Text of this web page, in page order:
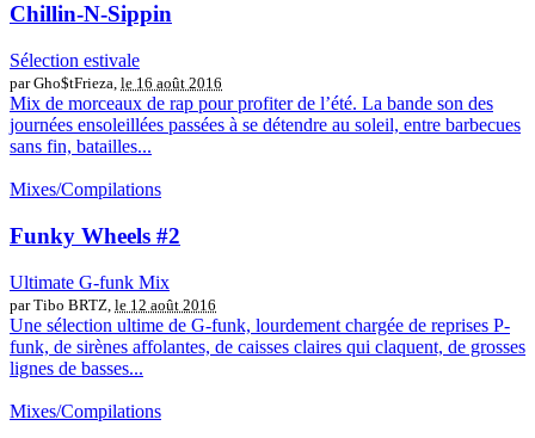
Chillin-N-Sippin
Sélection estivale
par Gho$tFrieza, le 16 août 2016
Mix de morceaux de rap pour profiter de l’été. La bande son des
journées ensoleillées passées à se détendre au soleil, entre barbecues
sans fin, batailles...
Mixes/Compilations
Funky Wheels #2
Ultimate G-funk Mix
par Tibo BRTZ, le 12 août 2016
Une sélection ultime de G-funk, lourdement chargée de reprises P-
funk, de sirènes affolantes, de caisses claires qui claquent, de grosses
lignes de basses...
Mixes/Compilations